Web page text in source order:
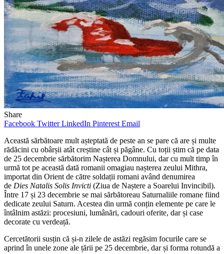
Share
Facebook Twitter LinkedIn Pinterest Email
Această sărbătoare mult așteptată de peste an se pare că are și multe
rădăcini cu obârșii atât creștine cât și păgâne. Cu toții știm că pe data
de 25 decembrie sărbătorim Nașterea Domnului, dar cu mult timp în
urmă tot pe această dată romanii omagiau nașterea zeului Mithra,
importat din Orient de către soldații romani având denumirea
de Dies Natalis Solis Invicti (Ziua de Naștere a Soarelui Invincibil).
Între 17 și 23 decembrie se mai sărbătoreau Saturnaliile romane fiind
dedicate zeului Saturn. Acestea din urmă conțin elemente pe care le
întâlnim astăzi: procesiuni, lumânări, cadouri oferite, dar și case
decorate cu verdeață.
Cercetătorii susțin că și-n zilele de astăzi regăsim focurile care se
aprind în unele zone ale țării pe 25 decembrie, dar și forma rotundă a